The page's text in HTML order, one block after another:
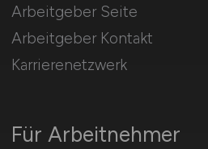
Für Arbeitnehmer
Arbeitgeber Seite
Arbeitgeber Kontakt
Karrierenetzwerk